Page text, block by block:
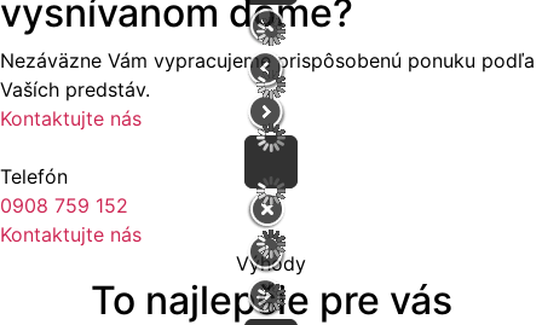
vysnívanom dome?
Nezáväzne Vám vypracujeme prispôsobenú ponuku podľa
Vaších predstáv.
Kontaktujte nás
Telefón
0908 759 152
Kontaktujte nás
Výhody
To najlepšie pre vás